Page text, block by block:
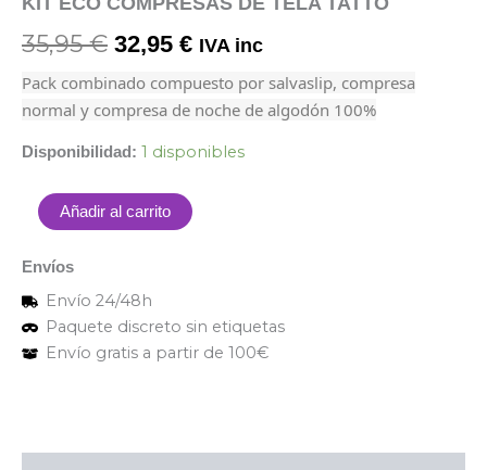
35,95€ era:
35,95 €.
32,95 €es:
32,95 €.
IVA inc
Pack combinado compuesto por salvaslip, compresa
normal y compresa de noche de algodón 100%
Disponibilidad: 1 disponibles
cantidad
Añadir al carrito
Envíos
Envío 24/48h
Paquete discreto sin etiquetas
Envío gratis a partir de 100€